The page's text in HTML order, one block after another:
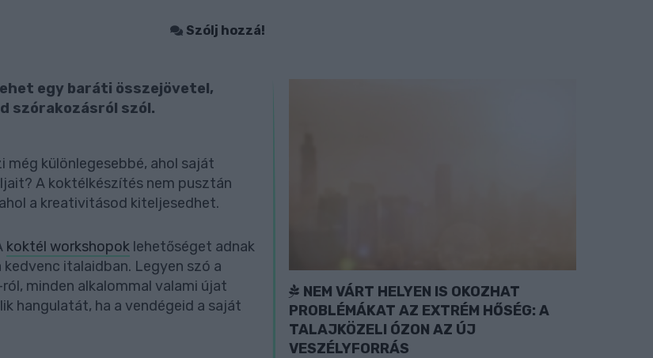
Szólj hozzá!
egy baráti összejövetel,
szórakozásról szól.
még különlegesebbé, ahol saját
A koktélkészítés nem pusztán
a kreativitásod kiteljesedhet.
koktél workshopok lehetőséget adnak
italaidban. Legyen szó a
minden alkalommal valami újat
hangulatát, ha a vendégeid a saját
NEM VÁRT HELYEN IS OKOZHAT
PROBLÉMÁKAT AZ EXTRÉM HŐSÉG: A
TALAJKÖZELI ÓZON AZ ÚJ
VESZÉLYFORRÁS